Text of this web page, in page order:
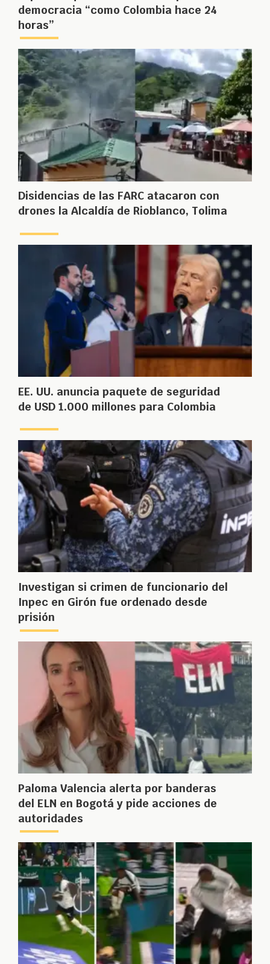
democracia “como Colombia hace 24
horas”
Disidencias de las FARC atacaron con
drones la Alcaldía de Rioblanco, Tolima
EE. UU. anuncia paquete de seguridad
de USD 1.000 millones para Colombia
Investigan si crimen de funcionario del
Inpec en Girón fue ordenado desde
prisión
Paloma Valencia alerta por banderas
del ELN en Bogotá y pide acciones de
autoridades